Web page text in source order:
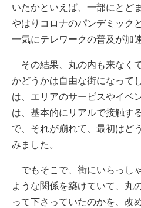
いたかといえば、一部にとど
やはりコロナのパンデミック
一気にテレワークの普及が加
その結果、丸の内も来なく
かどうかは自由な街になって
は、エリアのサービスやイベ
は、基本的にリアルで接触す
で、それが崩れて、最初はど
みました。
でもそこで、街にいらっし
ような関係を築けていて、丸
って下さっていたのかを、改